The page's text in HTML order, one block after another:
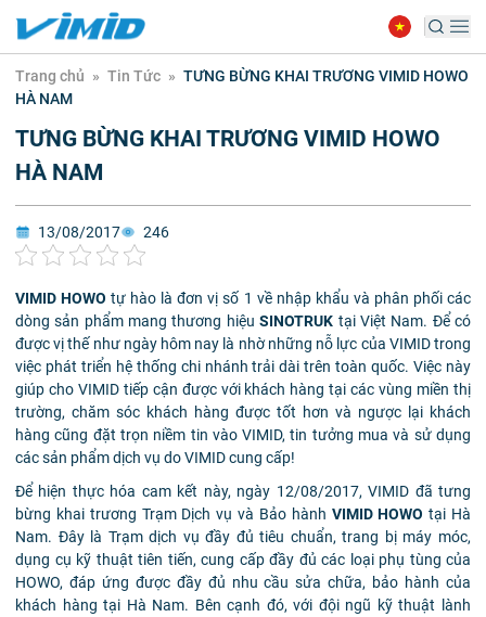
Trang chủ » Tin Tức » TƯNG BỪNG KHAI TRƯƠNG VIMID HOWO
HÀ NAM
TƯNG BỪNG KHAI TRƯƠNG VIMID HOWO
HÀ NAM
13/08/2017 246
VIMID HOWO tự hào là đơn vị số 1 về nhập khẩu và phân phối các
dòng sản phẩm mang thương hiệuSINOTRUK tại Việt Nam. Để có
được vị thế như ngày hôm nay là nhờ những nỗ lực của VIMID trong
việc phát triển hệ thống chi nhánh trải dài trên toàn quốc. Việc này
giúp cho VIMID tiếp cận được với khách hàng tại các vùng miền thị
trường, chăm sóc khách hàng được tốt hơn và ngược lại khách
hàng cũng đặt trọn niềm tin vào VIMID, tin tưởng mua và sử dụng
các sản phẩm dịch vụ do VIMID cung cấp!
Để hiện thực hóa cam kết này, ngày 12/08/2017, VIMID đã tưng
bừng khai trương Trạm Dịch vụ và Bảo hành VIMID HOWO tại Hà
Nam. Đây là Trạm dịch vụ đầy đủ tiêu chuẩn, trang bị máy móc,
dụng cụ kỹ thuật tiên tiến, cung cấp đầy đủ các loại phụ tùng của
HOWO, đáp ứng được đầy đủ nhu cầu sửa chữa, bảo hành của
khách hàng tại Hà Nam. Bên cạnh đó, với đội ngũ kỹ thuật lành